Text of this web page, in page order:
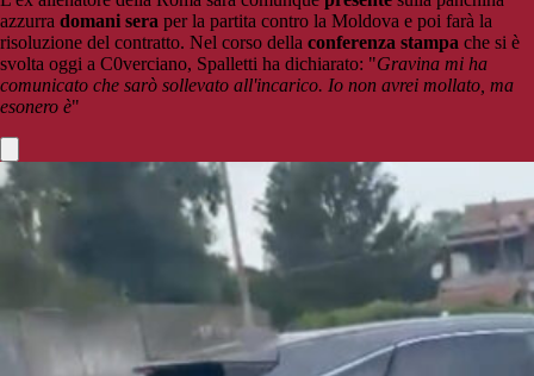
azzurra domani sera per la partita contro la Moldova e poi farà la
risoluzione del contratto. Nel corso della conferenza stampa che si è
svolta oggi a C0verciano, Spalletti ha dichiarato: "Gravina mi ha
comunicato che sarò sollevato all'incarico. Io non avrei mollato, ma
esonero è"